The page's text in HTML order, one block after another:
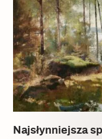
Najsłynniejsza